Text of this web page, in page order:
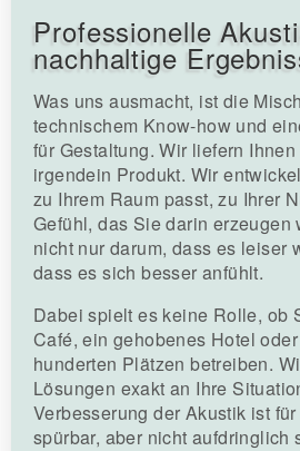
Professionelle
nachhaltige
Was uns ausmacht, ist die
technischem Know-how und
für Gestaltung. Wir liefern
irgendein Produkt. Wir
zu Ihrem Raum passt, zu Ihrer
Gefühl, das Sie darin erzeugen
nicht nur darum, dass es leiser
dass es sich besser anfühlt.
Dabei spielt es keine Rolle, ob
Café, ein gehobenes Hotel
hunderten Plätzen betreiben.
Lösungen exakt an Ihre
Verbesserung der Akustik ist
spürbar, aber nicht aufdringlich